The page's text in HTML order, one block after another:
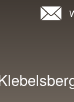
Ugrás
a